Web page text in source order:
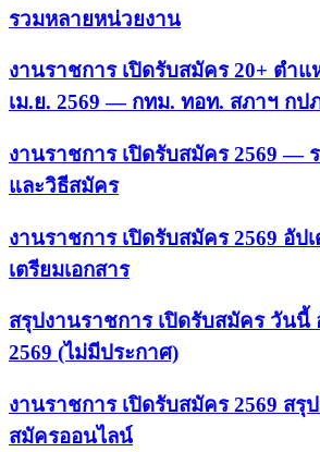
รวมหลายหน่วยงาน
งานราชการ เปิดรับสมัคร 20+ ตำแ
เม.ย. 2569 — กทม. ทอท. สภาฯ กป
งานราชการ เปิดรับสมัคร 2569 —
และวิธีสมัคร
งานราชการ เปิดรับสมัคร 2569 อัป
เตรียมเอกสาร
สรุปงานราชการ เปิดรับสมัคร วันนี้
2569 (ไม่มีประกาศ)
งานราชการ เปิดรับสมัคร 2569 สรุ
สมัครออนไลน์